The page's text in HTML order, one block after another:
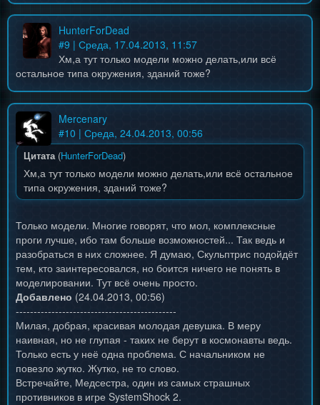
HunterForDead
#9 | Среда, 17.04.2013, 11:57
Хм,а тут только модели можно делать,или всё
остальное типа окружения, зданий тоже?
Mercenary
#10 | Среда, 24.04.2013, 00:56
Цитата(HunterForDead)
Хм,а тут только модели можно делать,или всё остальное
типа окружения, зданий тоже?
Только модели. Многие говорят, что мол, комплексные
проги лучше, ибо там больше возможностей... Так ведь и
разобраться в них сложнее. Я думаю, Скульптрис подойдёт
тем, кто заинтересовался, но боится ничего не понять в
моделировании. Тут всё очень просто.
Добавлено (24.04.2013, 00:56)
---------------------------------------------
Милая, добрая, красивая молодая девушка. В меру
наивная, но не глупая - таких не берут в космонавты ведь.
Только есть у неё одна проблема. С начальником не
повезло жутко. Жутко, не то слово.
Встречайте, Медсестра, один из самых страшных
противников в игре SystemShock 2.